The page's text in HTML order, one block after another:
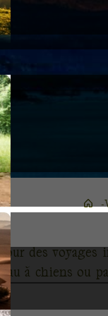
des
à chiens ou
et rencontres
approche